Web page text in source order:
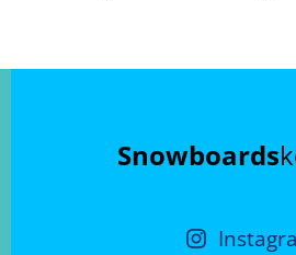
Snowboards